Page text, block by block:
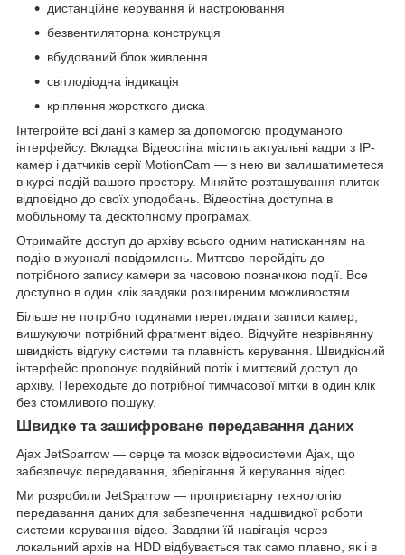
дистанційне керування й настроювання
безвентиляторна конструкція
вбудований блок живлення
світлодіодна індикація
кріплення жорсткого диска
Інтегройте всі дані з камер за допомогою продуманого
інтерфейсу. Вкладка Відеостіна містить актуальні кадри з IP-
камер і датчиків серії MotionCam — з нею ви залишатиметеся
в курсі подій вашого простору. Міняйте розташування плиток
відповідно до своїх уподобань. Відеостіна доступна в
мобільному та десктопному програмах.
Отримайте доступ до архіву всього одним натисканням на
подію в журналі повідомлень. Миттєво перейдіть до
потрібного запису камери за часовою позначкою події. Все
доступно в один клік завдяки розширеним можливостям.
Більше не потрібно годинами переглядати записи камер,
вишукуючи потрібний фрагмент відео. Відчуйте незрівнянну
швидкість відгуку системи та плавність керування. Швидкісний
інтерфейс пропонує подвійний потік і миттєвий доступ до
архіву. Переходьте до потрібної тимчасової мітки в один клік
без стомливого пошуку.
Швидке та зашифроване передавання даних
Ajax JetSparrow — серце та мозок відеосистеми Ajax, що
забезпечує передавання, зберігання й керування відео.
Ми розробили JetSparrow — проприєтарну технологію
передавання даних для забезпечення надшвидкої роботи
системи керування відео. Завдяки їй навігація через
локальний архів на HDD відбувається так само плавно, як і в